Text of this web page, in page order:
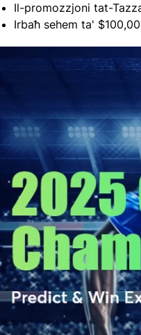
Il-promozzjoni tat-
Irbaħ sehem ta'